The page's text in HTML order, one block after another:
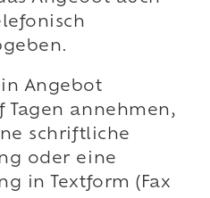
Angebot
annehmen,
schriftliche
oder eine
in Textform (Fax